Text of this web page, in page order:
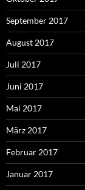
September 2017
August 2017
Juli 2017
Juni 2017
Mai 2017
März 2017
Februar 2017
Januar 2017